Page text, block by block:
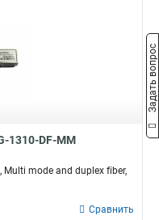
125G
1310-DF-MM
Multi mode and duplex fiber,
Сравнить
Задать вопрос